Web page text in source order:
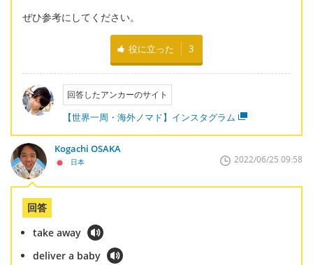
ぜひ参考にしてください。
役に立った 3
回答したアンカーのサイト
【世界一周・海外ノマド】インスタグラム
Kogachi OSAKA
日本 2022/06/25 09:58
回答
take away
deliver a baby